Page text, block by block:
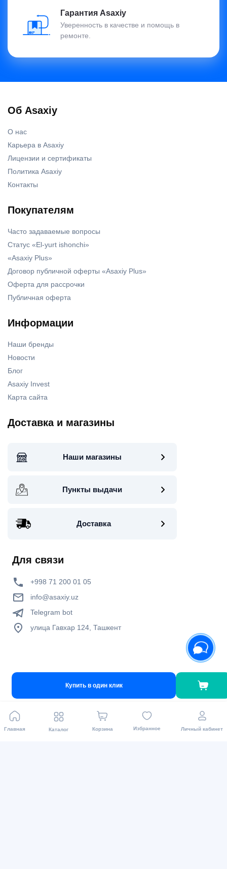
Главная Каталог Корзина Избранное Личный кабинет
Купить в один клик
Гарантия Asaxiy
Уверенность в качестве и помощь в
ремонте.
Об Asaxiy
О нас
Карьера в Asaxiy
Лицензии и сертификаты
Политика Asaxiy
Контакты
Покупателям
Часто задаваемые вопросы
Статус «El-yurt ishonchi»
«Asaxiy Plus»
Договор публичной оферты «Asaxiy Plus»
Оферта для рассрочки
Публичная оферта
Информации
Наши бренды
Новости
Блог
Asaxiy Invest
Карта сайта
Доставка и магазины
Наши магазины
Пункты выдачи
Доставка
Для связи
+998 71 200 01 05
info@asaxiy.uz
Telegram bot
улица Гавхар 124, Ташкент
Виды оплаты